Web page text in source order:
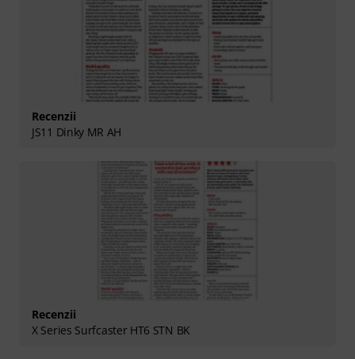
Recenzii
JS11 Dinky MR AH
Recenzii
X Series Surfcaster HT6 STN BK